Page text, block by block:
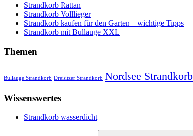
Strandkorb Rattan
Strandkorb Volllieger
Strandkorb kaufen für den Garten – wichtige Tipps
Strandkorb mit Bullauge XXL
Themen
Bullauge Strandkorb Dreisitzer Strandkorb Nordsee Strandkorb
Wissenswertes
Strandkorb wasserdicht